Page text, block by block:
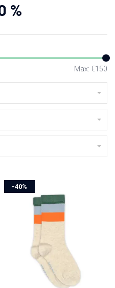
%
Max: €150
-40%